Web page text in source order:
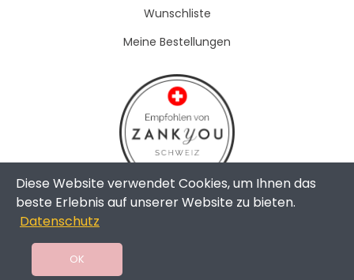
Wunschliste
Meine Bestellungen
Copyright © 2024 - The Weddingshop | All Rights Reserved |
Diese Website verwendet Cookies, um Ihnen das
beste Erlebnis auf unserer Website zu bieten.
Datenschutz
OK